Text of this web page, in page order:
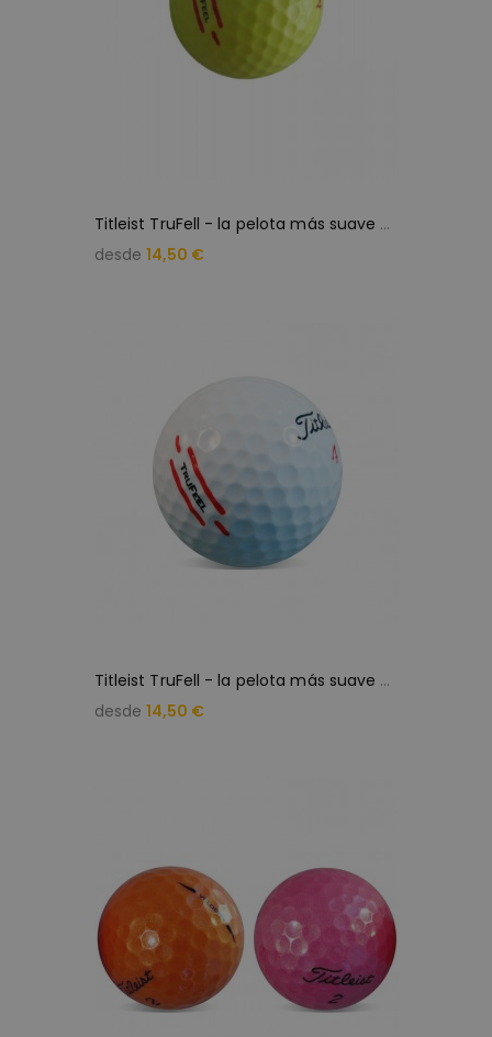
T
itleist TruFell - la pelota más suave (25 bolas de golf...
desde 14,50 €
T
itleist TruFell - la pelota más suave (25 bolas de golf)
desde 14,50 €